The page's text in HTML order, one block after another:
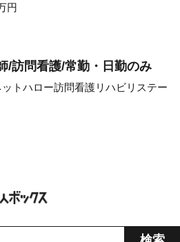
円
/訪問看護/常勤・日勤のみ
トハロー訪問看護リハビリステー